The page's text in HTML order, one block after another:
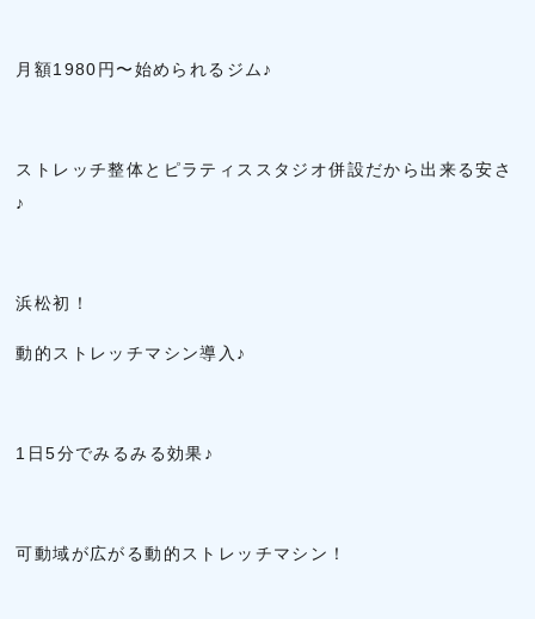
月額1980円〜始められるジム♪
ストレッチ整体とピラティススタジオ併設だから出来る安さ
♪
浜松初！
動的ストレッチマシン導入♪
1日5分でみるみる効果♪
可動域が広がる動的ストレッチマシン！